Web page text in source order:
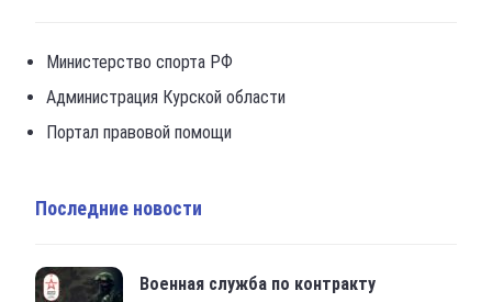
Министерство спорта РФ
Администрация Курской области
Портал правовой помощи
Последние новости
Военная служба по контракту